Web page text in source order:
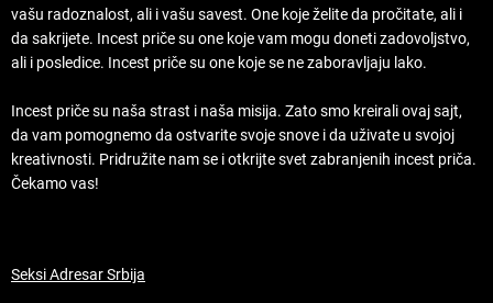
vašu radoznalost, ali i vašu savest. One koje želite da pročitate, ali i
da sakrijete. Incest priče su one koje vam mogu doneti zadovoljstvo,
ali i posledice. Incest priče su one koje se ne zaboravljaju lako.
Incest priče su naša strast i naša misija. Zato smo kreirali ovaj sajt,
da vam pomognemo da ostvarite svoje snove i da uživate u svojoj
kreativnosti. Pridružite nam se i otkrijte svet zabranjenih incest priča.
Čekamo vas!
Seksi Adresar Srbija